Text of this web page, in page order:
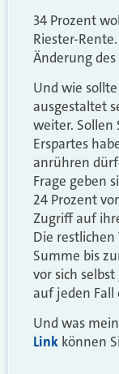
34 Prozent
Riester-
Änderung des
Und wie
ausgestaltet
weiter.
Erspartes
anrühren
Frage geben
24 Prozent
Zugriff auf
Die
Summe bis
vor sich
auf jeden Fall
Und was
Link können